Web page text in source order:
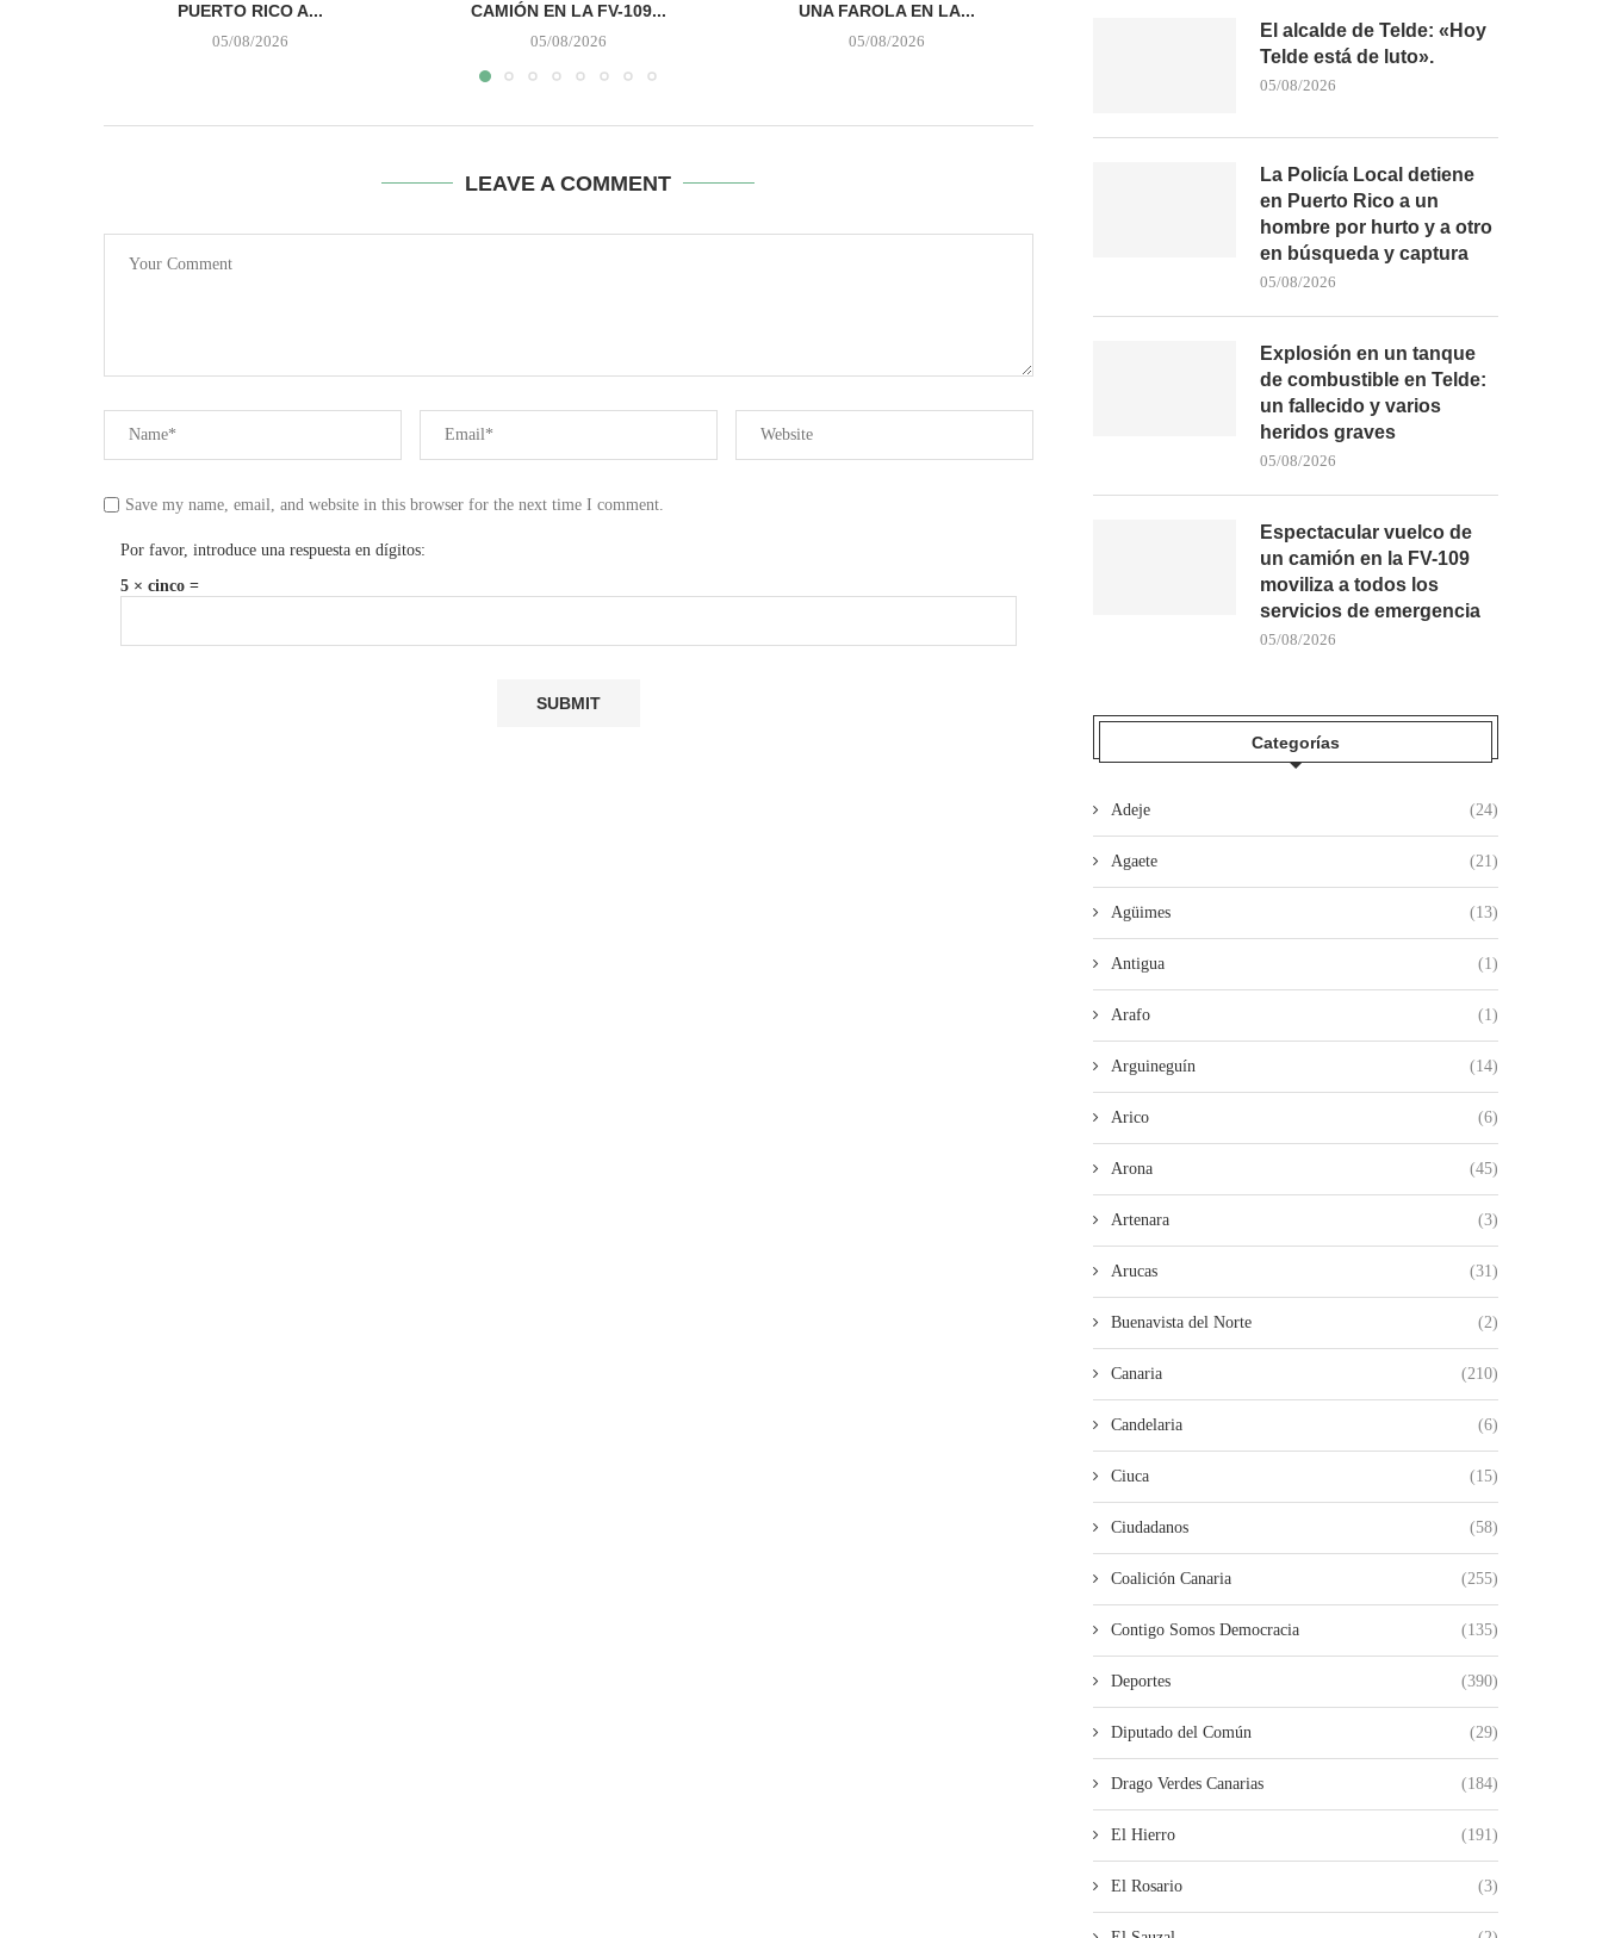
PUERTO RICO A...
05/08/2026
CAMIÓN EN LA FV-109...
05/08/2026
UNA FAROLA EN LA...
05/08/2026 02/08/2026
LEAVE A COMMENT
Save my name, email, and website in this browser for the next time I comment.
Por favor, introduce una respuesta en dígitos:
5 × cinco =
El alcalde de Telde: «Hoy
Telde está de luto».
05/08/2026
La Policía Local detiene
en Puerto Rico a un
hombre por hurto y a otro
en búsqueda y captura
05/08/2026
Explosión en un tanque
de combustible en Telde:
un fallecido y varios
heridos graves
05/08/2026
Espectacular vuelco de
un camión en la FV-109
moviliza a todos los
servicios de emergencia
05/08/2026
Categorías
Adeje (24)
Agaete (21)
Agüimes (13)
Antigua (1)
Arafo (1)
Arguineguín (14)
Arico (6)
Arona (45)
Artenara (3)
Arucas (31)
Buenavista del Norte (2)
Canaria (210)
Candelaria (6)
Ciuca (15)
Ciudadanos (58)
Coalición Canaria (255)
Contigo Somos Democracia (135)
Deportes (390)
Diputado del Común (29)
Drago Verdes Canarias (184)
El Hierro (191)
El Rosario (3)